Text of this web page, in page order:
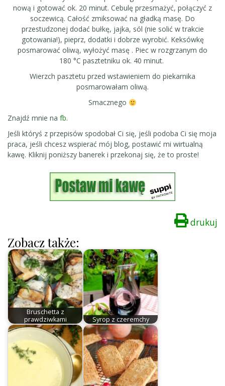
nową i gotować ok. 20 minut. Cebulę przesmażyć, połączyć z
soczewicą. Całość zmiksować na gładką masę. Do
przestudzonej dodać bułkę, jajka, sól (nie solić w trakcie
gotowania!), pieprz, dodatki i dobrze wyrobić. Keksówkę
posmarować oliwą, wyłożyć masę . Piec w rozgrzanym do
180 °C pasztetniku ok. 40 minut.
Wierzch pasztetu przed wstawieniem do piekarnika
posmarowałam oliwą.
Smacznego
Znajdź mnie na fb.
Jeśli któryś z przepisów spodobał Ci się, jeśli podoba Ci się moja
praca, jeśli chcesz wspierać mój blog, postawić mi wirtualną
kawę. Kliknij poniższy banerek i przekonaj się, że to proste!
drukuj
Zobacz także:
Bruschetta z
prawdziwkami
Syrop z czeremchy